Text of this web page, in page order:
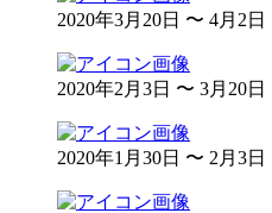
2020年3月20日 〜 4月2日
2020年2月3日 〜 3月20日
2020年1月30日 〜 2月3日